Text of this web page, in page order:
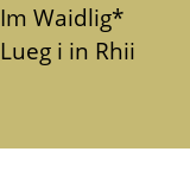
Im Waidlig*
Lueg i in Rhii